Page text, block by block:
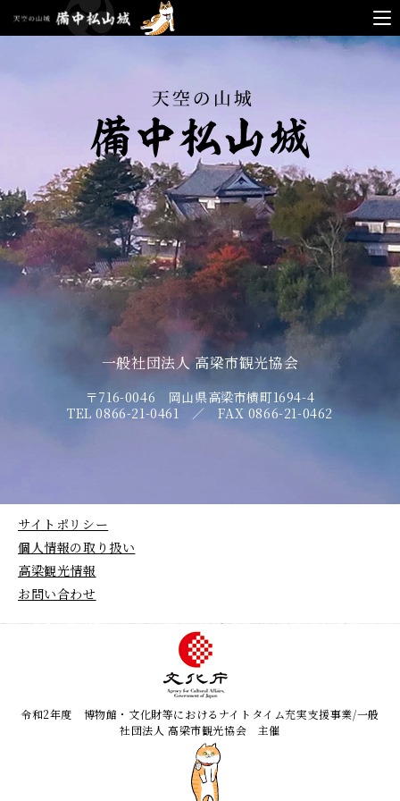
天空
の山
城
備中
松山
一般社団法人 高梁市観光協会
〒716-0046 岡山県高梁市横町1694-4
TEL 0866-21-0461 ／ FAX 0866-21-0462
サイトポリシー
個人情報の取り扱い
高梁観光情報
お問い合わせ
令和2年度 博物館・文化財等におけるナイトタイム充実支援事業/一般
社団法人 高梁市観光協会 主催